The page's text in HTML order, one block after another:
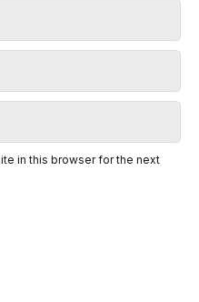
in this browser for the next